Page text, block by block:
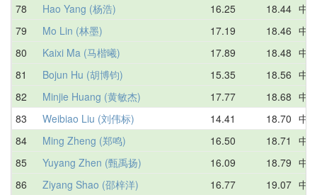
78
Hao Yang (杨浩) 16.25 18.44 中
79
Mo Lin (林墨) 17.19 18.46 中
80
Kaixi Ma (马楷曦) 17.89 18.48 中
81
Bojun Hu (胡博钧) 15.35 18.56 中
82
Minjie Huang (黄敏杰) 17.77 18.68 中
83
Weibiao Liu (刘伟标) 14.41 18.70 中
84
Ming Zheng (郑鸣) 16.50 18.71
中
85
Yuyang Zhen (甄禹扬) 16.09 18.79 中
86
Ziyang Shao (邵梓洋) 16.77 19.07 中